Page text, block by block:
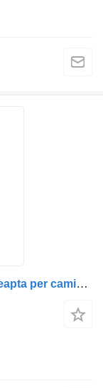
Rivestimento Panou Ornament Uși Dreapta per camion DAF 1679386